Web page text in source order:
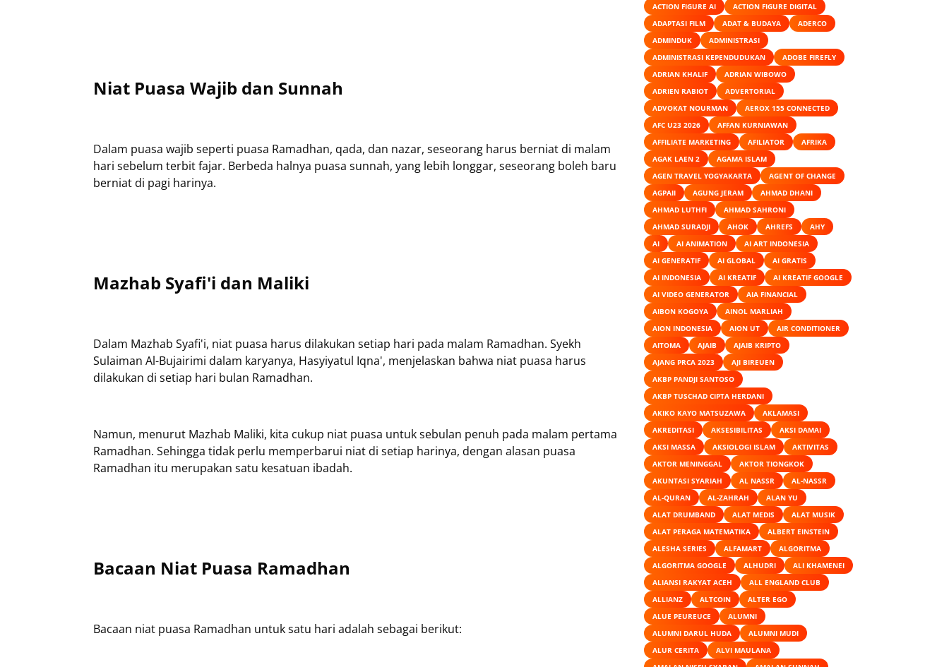
Niat Puasa Wajib dan Sunnah
Dalam puasa wajib seperti puasa Ramadhan, qada, dan nazar, seseorang harus berniat di malam
hari sebelum terbit fajar. Berbeda halnya puasa sunnah, yang lebih longgar, seseorang boleh baru
berniat di pagi harinya.
Mazhab Syafi'i dan Maliki
Dalam Mazhab Syafi'i, niat puasa harus dilakukan setiap hari pada malam Ramadhan. Syekh
Sulaiman Al-Bujairimi dalam karyanya, Hasyiyatul Iqna', menjelaskan bahwa niat puasa harus
dilakukan di setiap hari bulan Ramadhan.
Namun, menurut Mazhab Maliki, kita cukup niat puasa untuk sebulan penuh pada malam pertama
Ramadhan. Sehingga tidak perlu memperbarui niat di setiap harinya, dengan alasan puasa
Ramadhan itu merupakan satu kesatuan ibadah.
Bacaan Niat Puasa Ramadhan
Bacaan niat puasa Ramadhan untuk satu hari adalah sebagai berikut:
ACTION FIGURE AI
ACTION FIGURE DIGITAL
ADAPTASI FILM
ADAT & BUDAYA
ADERCO
ADMINDUK
ADMINISTRASI
ADMINISTRASI KEPENDUDUKAN
ADOBE FIREFLY
ADRIAN KHALIF
ADRIAN WIBOWO
ADRIEN RABIOT
ADVERTORIAL
ADVOKAT NOURMAN
AEROX 155 CONNECTED
AFC U23 2026
AFFAN KURNIAWAN
AFFILIATE MARKETING
AFILIATOR
AFRIKA
AGAK LAEN 2
AGAMA ISLAM
AGEN TRAVEL YOGYAKARTA
AGENT OF CHANGE
AGPAII
AGUNG JERAM
AHMAD DHANI
AHMAD LUTHFI
AHMAD SAHRONI
AHMAD SURADJI
AHOK AHREFS
AHY
AI
AI ANIMATION
AI ART INDONESIA
AI GENERATIF
AI GLOBAL
AI GRATIS
AI INDONESIA
AI KREATIF
AI KREATIF GOOGLE
AI VIDEO GENERATOR
AIA FINANCIAL
AIBON KOGOYA
AINOL MARLIAH
AION INDONESIA
AION UT
AIR CONDITIONER
AITOMA
AJAIB
AJAIB KRIPTO
AJANG PRCA 2023
AJI BIREUEN
AKBP PANDJI SANTOSO
AKBP TUSCHAD CIPTA HERDANI
AKIKO KAYO MATSUZAWA
AKLAMASI
AKREDITASI
AKSESIBILITAS
AKSI DAMAI
AKSI MASSA
AKSIOLOGI ISLAM
AKTIVITAS
AKTOR MENINGGAL
AKTOR TIONGKOK
AKUNTASI SYARIAH
AL NASSR
AL-NASSR
AL-QURAN
AL-ZAHRAH
ALAN YU
ALAT DRUMBAND
ALAT MEDIS
ALAT MUSIK
ALAT PERAGA MATEMATIKA
ALBERT EINSTEIN
ALESHA SERIES
ALFAMART
ALGORITMA
ALGORITMA GOOGLE
ALHUDRI
ALI KHAMENEI
ALIANSI RAKYAT ACEH
ALL ENGLAND CLUB
ALLIANZ
ALTCOIN
ALTER EGO
ALUE PEUREUCE
ALUMNI
ALUMNI DARUL HUDA
ALUMNI MUDI
ALUR CERITA
ALVI MAULANA